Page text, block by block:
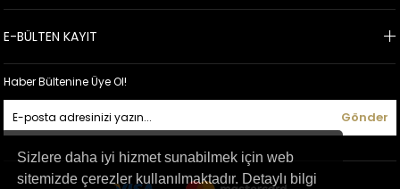
Sizlere daha iyi hizmet sunabilmek için web
sitemizde çerezler kullanılmaktadır. Detaylı bilgi
E-BÜLTEN KAYIT
Haber Bültenine Üye Ol!
Gönder